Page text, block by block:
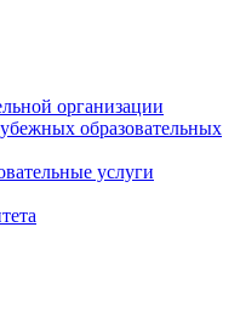
организации
образовательных
услуги